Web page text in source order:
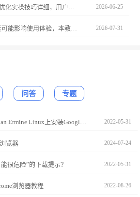
2026-06-25
Chrome浏览器启动速度可能影响使用体验，本教程分享测试与优化操作实践，包括原因分析、设置调整及操作技巧，帮助用户恢复快速启动体验。 2026-07-31
问答 专题
2022-05-31
览器 2024-07-24
很危险”的下载提示？ 2022-05-31
浏览器教程 2022-08-26